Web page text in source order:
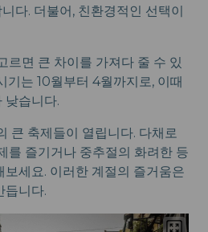
다. 더불어, 친환경적인 선택이
르면 큰 차이를 가져다 줄 수 있
기는 10월부터 4월까지로, 이때
낮습니다.
큰 축제들이 열립니다. 다채로
를 즐기거나 중추절의 화려한 등
세요. 이러한 계절의 즐거움은
듭니다.